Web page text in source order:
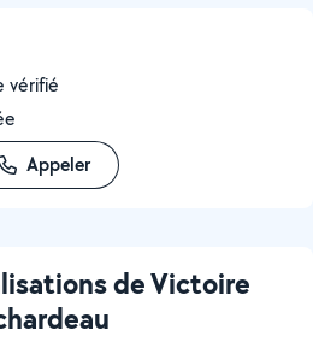
vérifié
Appeler
de Victoire